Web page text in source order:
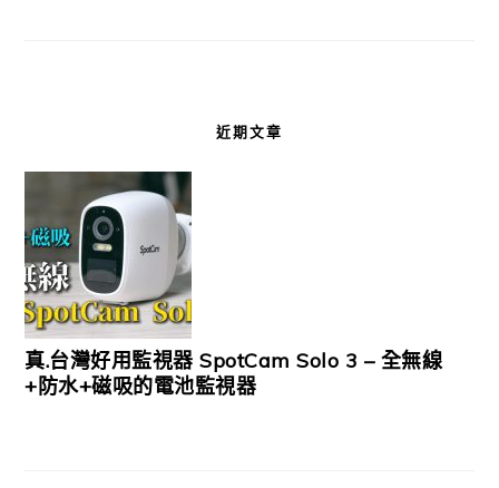
近期文章
真.台灣好用監視器 SpotCam Solo 3 – 全無線
+防水+磁吸的電池監視器